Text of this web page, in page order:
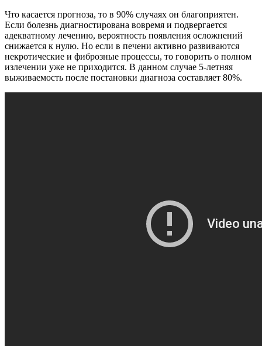
Что касается прогноза, то в 90% случаях он благоприятен.
Если болезнь диагностирована вовремя и подвергается
адекватному лечению, вероятность появления осложнений
снижается к нулю. Но если в печени активно развиваются
некротические и фиброзные процессы, то говорить о полном
излечении уже не приходится. В данном случае 5-летняя
выживаемость после постановки диагноза составляет 80%.